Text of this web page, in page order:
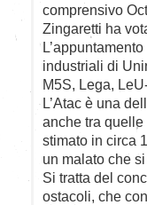
comprensivo
Zingaretti ha
industriali di
M5S, Lega,
L’Atac è una
anche tra quelle
stimato in circa
un malato che
Si tratta del
ostacoli, che